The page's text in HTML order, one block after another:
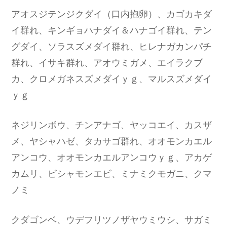
アオスジテンジクダイ（口内抱卵）、カゴカキダ
イ群れ、キンギョハナダイ＆ハナゴイ群れ、テン
グダイ、ソラスズメダイ群れ、ヒレナガカンパチ
群れ、イサキ群れ、アオウミガメ、エイラクブ
カ、クロメガネスズメダイｙｇ、マルスズメダイ
ｙｇ
ネジリンボウ、チンアナゴ、ヤッコエイ、カスザ
メ、ヤシャハゼ、タカサゴ群れ、オオモンカエル
アンコウ、オオモンカエルアンコウｙｇ、アカゲ
カムリ、ビシャモンエビ、ミナミクモガニ、クマ
ノミ
クダゴンベ、ウデフリツノザヤウミウシ、サガミ